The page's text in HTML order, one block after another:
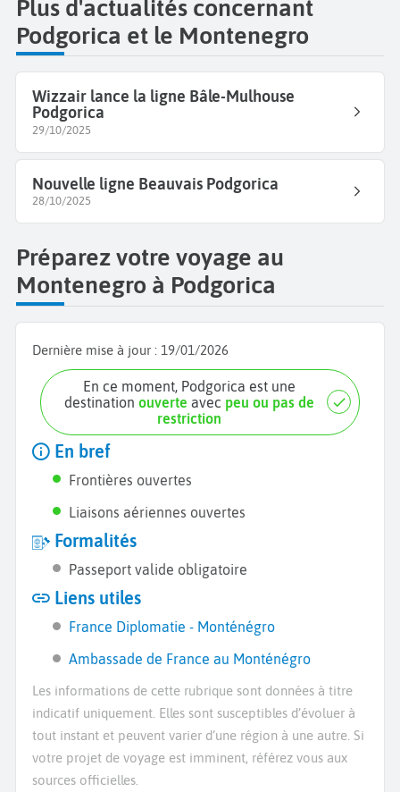
Plus d'actualités concernant
Podgorica et le Montenegro
Wizzair lance la ligne Bâle-Mulhouse
Podgorica
29/10/2025
Nouvelle ligne Beauvais Podgorica
28/10/2025
Préparez votre voyage au
Montenegro à Podgorica
Dernière mise à jour : 19/01/2026
En ce moment, Podgorica est une
destinationouverte avec peu ou pas de
restriction
En bref
Frontières ouvertes
Liaisons aériennes ouvertes
Formalités
Passeport valide obligatoire
Liens utiles
France Diplomatie - Monténégro
Ambassade de France au Monténégro
Les informations de cette rubrique sont données à titre
indicatif uniquement. Elles sont susceptibles d’évoluer à
tout instant et peuvent varier d’une région à une autre. Si
votre projet de voyage est imminent, référez vous aux
sources officielles.